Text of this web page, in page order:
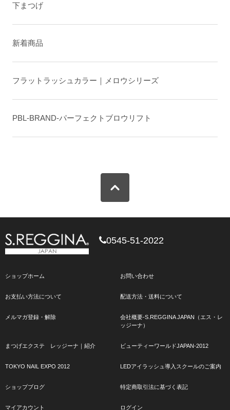
下まつげ
新着商品
フラットラッシュカラー｜メロウシリーズ
PBL-BRAND-パーフェクトブロウリフト
0545-51-2022
ショップホーム お問い合わせ
お支払い方法について 配送方法・送料について
メルマガ登録・解除
会社概要-S.REGGINA JAPAN（エス・レ
ッジーナ）
まつげエクステ レッジーナ｜紹介 ビューティーワールドJAPAN-2012
TOKYO NAIL EXPO 2012 LEDアイラッシュ導入スクールのご案内
ショップブログ 特定商取引法に基づく表記
マイアカウント ログイン